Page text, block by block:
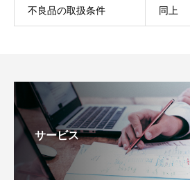
不良品の取扱条件 同上
サービス